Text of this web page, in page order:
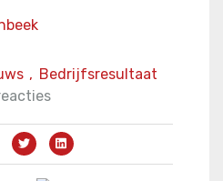
Bedrijfsresultaat
,